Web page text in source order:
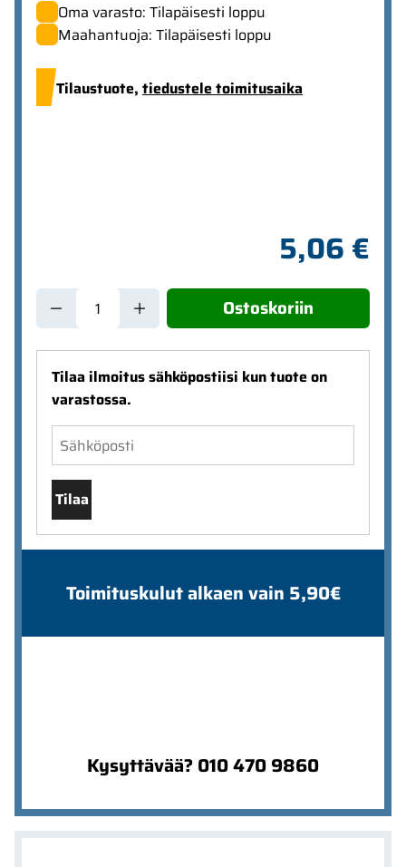
Oma varasto: Tilapäisesti loppu
Maahantuoja: Tilapäisesti loppu
Tilaustuote, tiedustele toimitusaika
5,06 €
Ostoskoriin
Tilaa ilmoitus sähköpostiisi kun tuote on
varastossa.
Tilaa
Toimituskulut alkaen vain 5,90€
Kysyttävää? 010 470 9860